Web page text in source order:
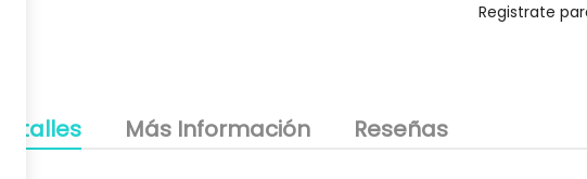
Registrate
Detalles Más Información Reseñas